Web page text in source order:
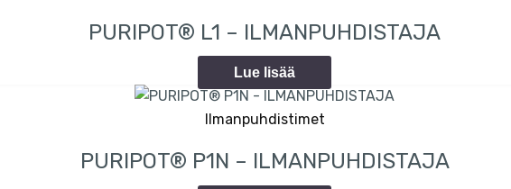
PURIPOT® L1 – ILMANPUHDISTAJA
Lue lisää
Ilmanpuhdistimet
PURIPOT® P1N – ILMANPUHDISTAJA